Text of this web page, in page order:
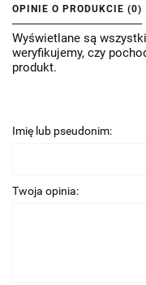
OPINIE O PRODUKCIE (0)
Wyświetlane są
weryfikujemy, czy
produkt.
Imię lub pseudonim:
Twoja opinia: